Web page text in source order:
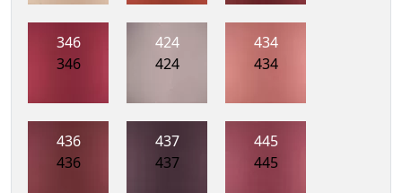
346
346
424
424
434
434
436
436
437
437
445
445